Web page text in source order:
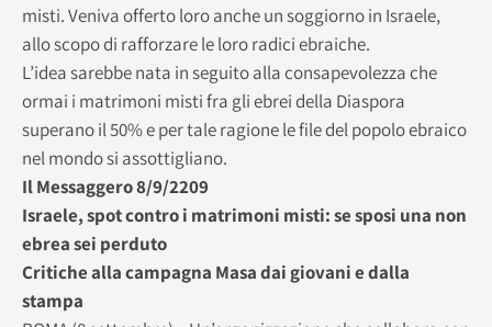
misti. Veniva offerto loro anche un soggiorno in Israele,
allo scopo di rafforzare le loro radici ebraiche.
L’idea sarebbe nata in seguito alla consapevolezza che
ormai i matrimoni misti fra gli ebrei della Diaspora
superano il 50% e per tale ragione le file del popolo ebraico
nel mondo si assottigliano.
Il Messaggero 8/9/2209
Israele, spot contro i matrimoni misti: se sposi una non
ebrea sei perduto
Critiche alla campagna Masa dai giovani e dalla
stampa